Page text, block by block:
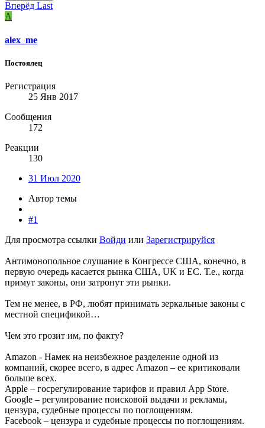
Вперёд Last
A
alex_me
Постоялец
Регистрация
25 Янв 2017
Сообщения
172
Реакции
130
31 Июл 2020
Автор темы
#1
Для просмотра ссылки Войди или Зарегистрируйся
Антимонопольное слушание в Конгрессе США, конечно, в
первую очередь касается рынка США, UK и EC. Т.е., когда
примут законы, они затронут эти рынки.
Тем не менее, в РФ, любят принимать зеркальные законы с
местной спецификой…
Чем это грозит им, по факту?
Amazon - Намек на неизбежное разделение одной из
компаний, скорее всего, в адрес Amazon – ее критиковали
больше всех.
Apple – госрегулирование тарифов и правил App Store.
Google – регулирование поисковой выдачи и рекламы,
цензура, судебные процессы по поглощениям.
Facebook – цензура и судебные процессы по поглощениям.